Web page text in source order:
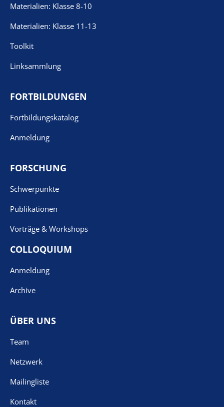
Materialien: Klasse 8-10
Materialien: Klasse 11-13
Toolkit
Linksammlung
FORTBILDUNGEN
Fortbildungskatalog
Anmeldung
FORSCHUNG
Schwerpunkte
Publikationen
Vorträge & Workshops
COLLOQUIUM
Anmeldung
Archive
ÜBER UNS
Team
Netzwerk
Mailingliste
Kontakt